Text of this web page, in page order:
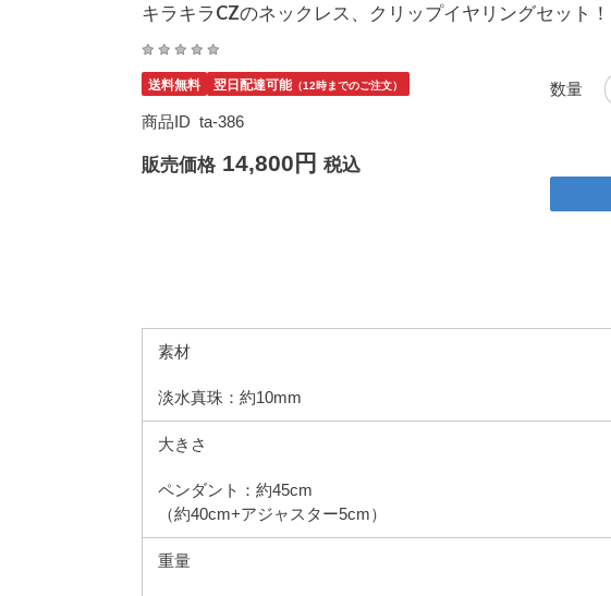
キラキラCZのネックレス、クリップイヤリングセット！
送料無料 翌日配達可能（12時までのご注文）
商品ID ta-386
販売価格 14,800円 税込
数量
素材
淡水真珠：約10mm
大きさ
ペンダント：約45cm
（約40cm+アジャスター5cm）
重量